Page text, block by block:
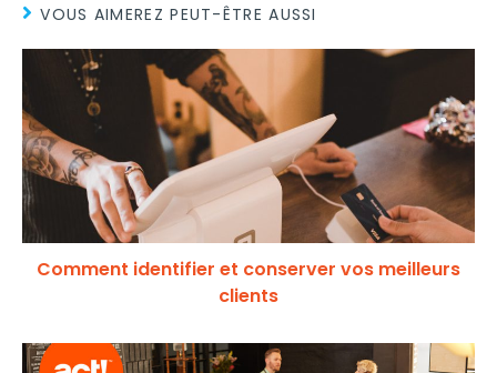
VOUS AIMEREZ PEUT-ÊTRE AUSSI
Comment identifier et conserver vos meilleurs
clients